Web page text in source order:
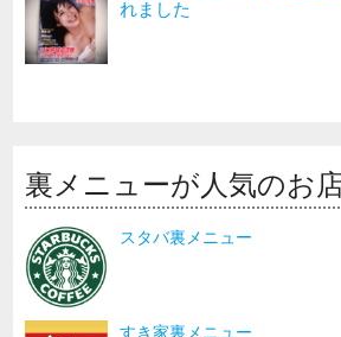
れました
裏メニューが人気のお
スタバ裏メニュー
すき家裏メニュー